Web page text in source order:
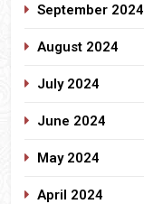
September 2024
August 2024
July 2024
June 2024
May 2024
April 2024